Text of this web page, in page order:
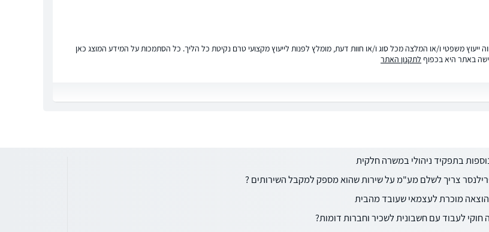
ייעוץ משפטי ו/או המלצה מכל סוג ו/או חוות דעת, מומלץ לפנות לייעוץ מקצועי טרם נקיטת כל הליך. כל הסתמכות על המידע המוצג כאן
באתר היא בכפוף לתקנון האתר
בתפקיד ניהולי במשרה חלקית
צריך לשלם מע"מ על שירות שהוא מספק למקבל השירותים ?
הוצאה מוכרת לעצמאי שעובד מהבית
חוקי לעבוד עם חשבונית לשכיר וחברות דומות?